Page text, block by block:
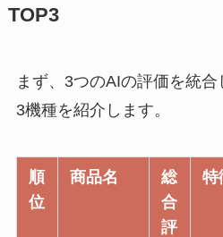
TOP3
まず、3つのAIの評価を統
3機種を紹介します。
順
位
商品名
総
合
評
特